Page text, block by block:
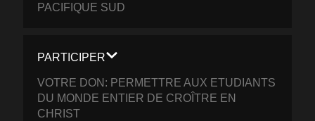
PACIFIQUE SUD
PARTICIPER
VOTRE DON: PERMETTRE AUX ETUDIANTS
DU MONDE ENTIER DE CROÎTRE EN
CHRIST